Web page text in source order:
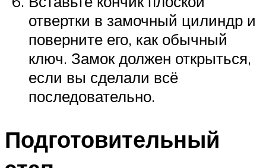
отвертки в замочный цилиндр и
поверните его, как обычный
ключ. Замок должен открыться,
если вы сделали всё
последовательно.
Подготовительный